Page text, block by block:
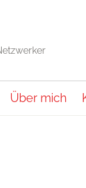
Über mich